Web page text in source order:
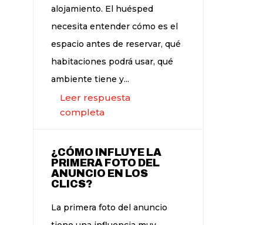
alojamiento. El huésped
necesita entender cómo es el
espacio antes de reservar, qué
habitaciones podrá usar, qué
ambiente tiene y...
Leer respuesta
completa
¿CÓMO INFLUYE LA
PRIMERA FOTO DEL
ANUNCIO EN LOS
CLICS?
La primera foto del anuncio